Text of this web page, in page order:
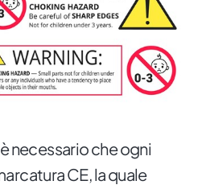
necessario che ogni
CE, la quale